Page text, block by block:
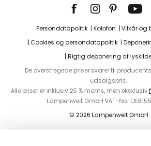
Persondatapolitik Kolofon
Vilkår og
Cookies og persondatapolitik
Rigtig deponering af
De overstregede priser svarer til
udsalgspris.
Alle priser er inklusiv 25 % moms, men eksklusiv
Lampenwelt GmbH VAT-No.:
© 2026 Lampenwelt GmbH